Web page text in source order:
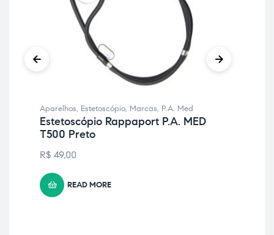
Aparelhos, Estetoscópio, Marcas, P.A. Med
Estetoscópio Rappaport P.A. MED
T500 Preto
R$ 49,00
READ MORE